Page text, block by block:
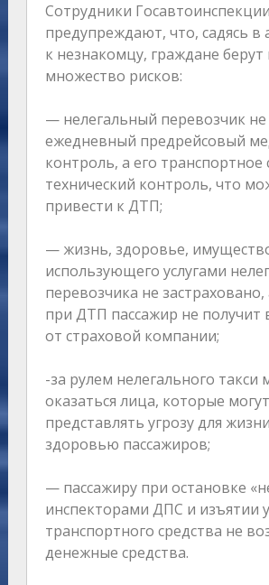
Сотрудники Госавтоинспекции
предупреждают, что, садясь в
к незнакомцу, граждане берут
множество рисков:
— нелегальный перевозчик
ежедневный предрейсовый
контроль, а его
технический контроль, что
привести к ДТП;
— жизнь, здоровье,
использующего услугами
перевозчика не застраховано,
при ДТП пассажир не
от страховой компании;
-за рулем нелегального такси
оказаться лица, которые могут
представлять угрозу для
здоровью пассажиров;
— пассажиру при остановке
инспекторами ДПС и изъятии
транспортного средства не
денежные средства.